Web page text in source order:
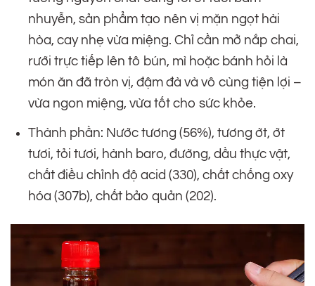
nhuyễn, sản phẩm tạo nên vị mặn ngọt hài
hòa, cay nhẹ vừa miệng. Chỉ cần mở nắp chai,
rưới trực tiếp lên tô bún, mì hoặc bánh hỏi là
món ăn đã tròn vị, đậm đà và vô cùng tiện lợi –
vừa ngon miệng, vừa tốt cho sức khỏe.
Thành phần: Nước tương (56%), tương ớt, ớt
tươi, tỏi tươi, hành baro, đường, dầu thực vật,
chất điều chỉnh độ acid (330), chất chống oxy
hóa (307b), chất bảo quản (202).